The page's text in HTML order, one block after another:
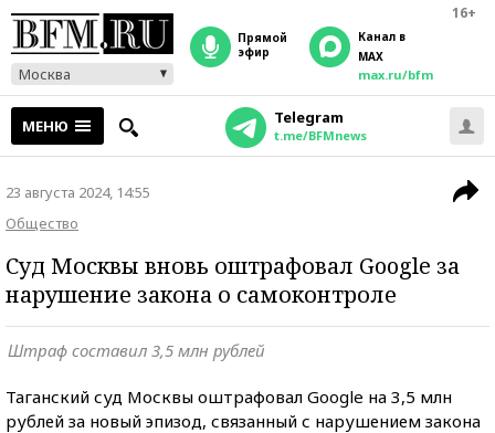
16+
Москва
прямой
эфир
Канал в
MAX
max.ru/bfm
МЕНЮ Telegram
t.me/BFMnews
23 августа 2024, 14:55
Общество
Суд Москвы вновь оштрафовал Google за
нарушение закона о самоконтроле
Штраф составил 3,5 млн рублей
Таганский суд Москвы оштрафовал Google на 3,5 млн
рублей за новый эпизод, связанный с нарушением закона